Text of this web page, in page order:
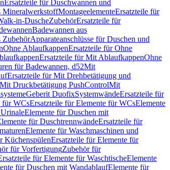
Ersatzteile für Duschwannen und
MineralwerkstoffMontageelementeErsatzteile für
in-DuscheZubehörErsatzteile für
Badewannen aus
ZubehörApparateanschlüsse für Duschen und
Ohne AblaufkappenErsatzteile für Ohne
Ersatzteile für Mit AblaufkappenOhne
für Badewannen, d52Mit
Ersatzteile für Mit Drehbetätigung und
Druckbetätigung PushControlMit
Geberit DuofixSystemwändeErsatzteile für
für WCsErsatzteile für Elemente für WCsElemente
Elemente für Duschen mit
für DuschtrennwändeErsatzteile für
Elemente für Waschmaschinen und
KüchenspülenErsatzteile für Elemente für
für VorfertigungZubehör für
für Elemente für WaschtischeElemente
für Duschen mit WandablaufElemente für